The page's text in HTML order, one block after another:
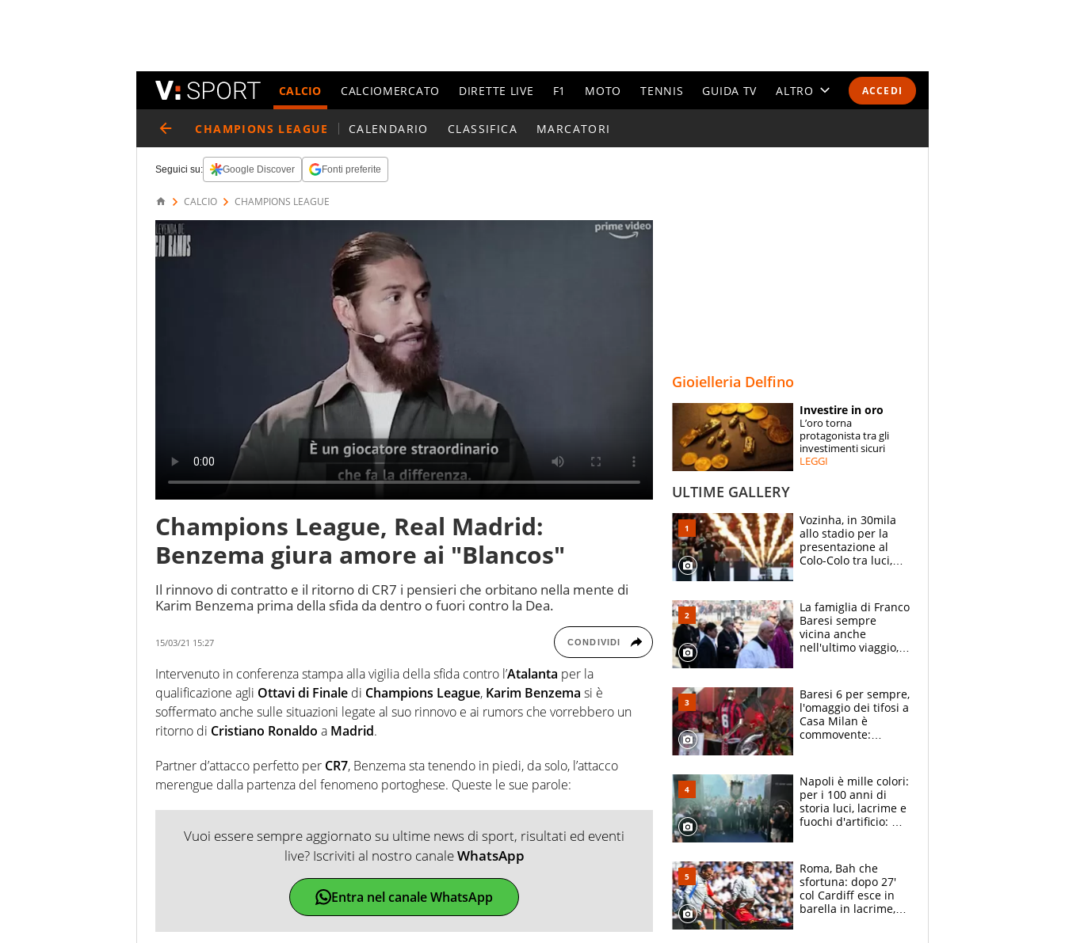
ACCEDI
CALCIO CALCIOMERCATO DIRETTE LIVE F1 MOTO TENNIS GUIDA TV ALTRO
ESPERTI
CONTATTI
CHAMPIONS LEAGUE CALENDARIO CLASSIFICA MARCATORI
Seguici su: Google Discover Fonti preferite
CALCIO CHAMPIONS LEAGUE
Champions League, Real Madrid:
Benzema giura amore ai "Blancos"
Il rinnovo di contratto e il ritorno di CR7 i pensieri che orbitano nella mente di
Karim Benzema prima della sfida da dentro o fuori contro la Dea.
15/03/21 15:27 CONDIVIDI
Intervenuto in conferenza stampa alla vigilia della sfida contro l’Atalanta per la
qualificazione agli Ottavi di Finale di Champions League, Karim Benzema si è
soffermato anche sulle situazioni legate al suo rinnovo e ai rumors che vorrebbero un
ritorno di Cristiano Ronaldo a Madrid.
Partner d’attacco perfetto per CR7, Benzema sta tenendo in piedi, da solo, l’attacco
merengue dalla partenza del fenomeno portoghese. Queste le sue parole:
Vuoi essere sempre aggiornato su ultime news di sport, risultati ed eventi
live? Iscriviti al nostro canaleWhatsApp
Entra nel canale WhatsApp
Gioielleria Delfino
Investire in oro
L’oro torna
protagonista tra gli
investimenti sicuri
LEGGI
ULTIME GALLERY
Vozinha, in 30mila
allo stadio per la
presentazione al
Colo-Colo tra luci,
La famiglia di Franco
Baresi sempre
vicina anche
nell'ultimo viaggio,
circondati
dall'affetto dei tifosi
Baresi 6 per sempre,
l'omaggio dei tifosi a
Casa Milan è
commovente:
bigliettini
Napoli è mille colori:
per i 100 anni di
storia luci, lacrime e
fuochi d'artificio: De
Roma, Bah che
sfortuna: dopo 27'
col Cardiff esce in
barella in lacrime,